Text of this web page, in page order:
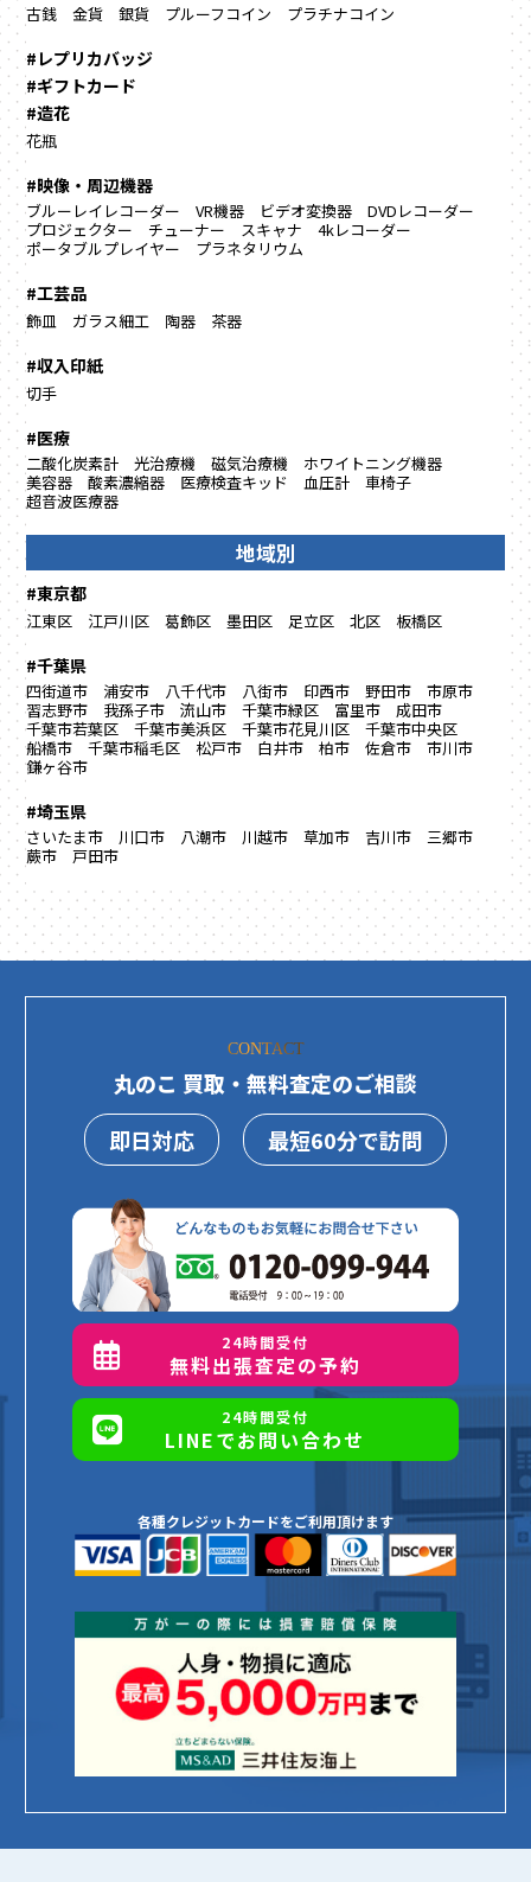
古銭 金貨 銀貨 プルーフコイン プラチナコイン
#レプリカバッジ
#ギフトカード
#造花
花瓶
#映像・周辺機器
ブルーレイレコーダー VR機器 ビデオ変換器
DVDレコーダー
プロジェクター
チューナー スキャナ
4kレコーダー
ポータブルプレイヤー
プラネタリウム
#工芸品
飾皿 ガラス細工 陶器 茶器
#収入印紙
切手
#医療
二酸化炭素計 光治療機 磁気治療機
ホワイトニング機器
美容器
酸素濃縮器 医療検査キッド 血圧計
車椅子
超音波医療器
地域別
#東京都
江東区 江戸川区 葛飾区 墨田区 足立区 北区 板橋区
#千葉県
四街道市 浦安市 八千代市 八街市 印西市 野田市
市原市
習志野市
我孫子市 流山市 千葉市緑区 富里市
成田市
千葉市若葉区
千葉市美浜区 千葉市花見川区
千葉市中央区
船橋市
千葉市稲毛区 松戸市 白井市 柏市 佐倉市
市川市
鎌ヶ谷市
#埼玉県
さいたま市 川口市 八潮市 川越市 草加市 吉川市
三郷市
蕨市
戸田市
CONTACT
丸のこ 買取・無料査定のご相談
即日対応
最短60分で訪問
24時間受付
無料出張査定の予約
24時間受付
LINEでお問い合わせ
各種クレジットカードをご利用頂けます